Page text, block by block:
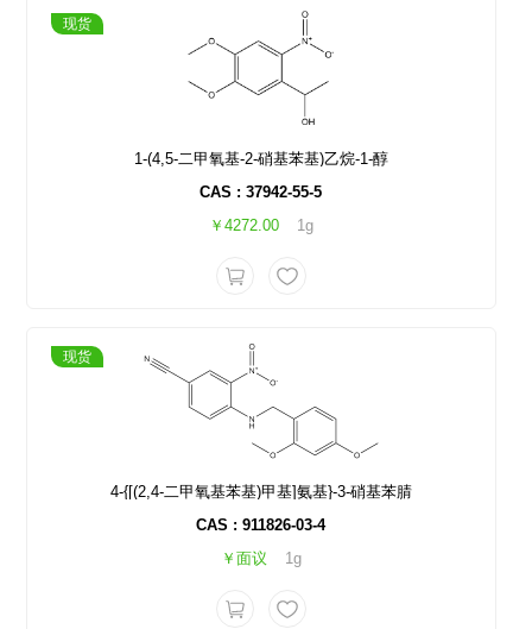
现货
1-(4,5-二甲氧基-2-硝基苯基)乙烷-1-醇
CAS : 37942-55-5
￥4272.00
1g
现货
4-{[(2,4-二甲氧基苯基)甲基]氨基}-3-硝基苯腈
CAS : 911826-03-4
￥面议
1g